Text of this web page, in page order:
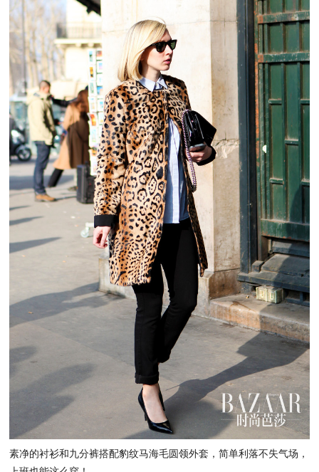
素净的衬衫和九分裤搭配豹纹马海毛圆领外套，简单利落不失气场，